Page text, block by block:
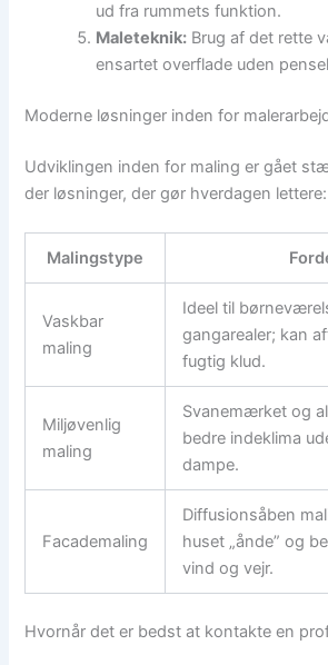
ud fra rummets funktion.
Maleteknik: Brug af det rette
ensartet overflade uden
Moderne løsninger inden for
Udviklingen inden for maling er gået
der løsninger, der gør hverdagen lettere:
Malingstype
Vaskbar
maling
Ideel til
gangarealer; kan
fugtig klud.
Miljøvenlig
maling
Svanemærket og
bedre indeklima
dampe.
Facademaling
Diffusionsåben
huset „ånde” og
vind og vejr.
Hvornår det er bedst at kontakte en